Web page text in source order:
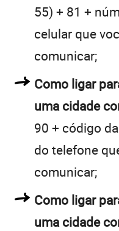
55) + 81 +
celular que
comunicar;
Como ligar
uma cidade
90 + código
do telefone
comunicar;
Como ligar
uma cidade